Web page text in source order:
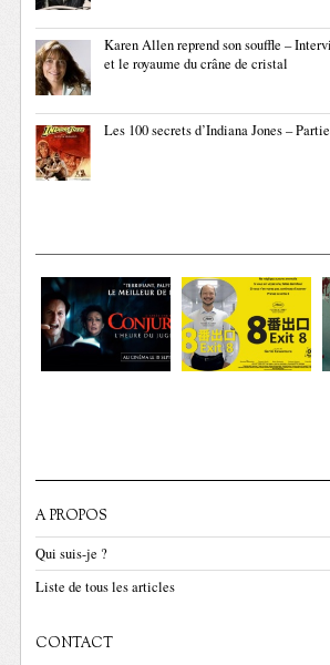
Karen Allen reprend son souffle –
et le royaume du crâne de cristal
Les 100 secrets d’Indiana Jones –
A PROPOS
Qui suis-je ?
Liste de tous les articles
CONTACT